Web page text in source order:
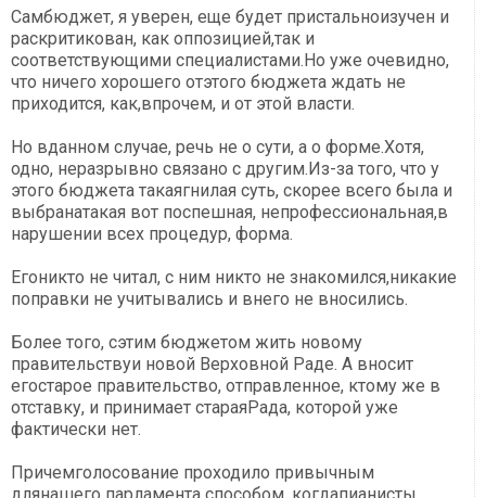
Самбюджет, я уверен, еще будет пристальноизучен и
раскритикован, как оппозицией,так и
соответствующими специалистами.Но уже очевидно,
что ничего хорошего отэтого бюджета ждать не
приходится, как,впрочем, и от этой власти.
Но вданном случае, речь не о сути, а о форме.Хотя,
одно, неразрывно связано с другим.Из-за того, что у
этого бюджета такаягнилая суть, скорее всего была и
выбранатакая вот поспешная, непрофессиональная,в
нарушении всех процедур, форма.
Егоникто не читал, с ним никто не знакомился,никакие
поправки не учитывались и внего не вносились.
Более того, сэтим бюджетом жить новому
правительствуи новой Верховной Раде. А вносит
егостарое правительство, отправленное, ктому же в
отставку, и принимает стараяРада, которой уже
фактически нет.
Причемголосование проходило привычным